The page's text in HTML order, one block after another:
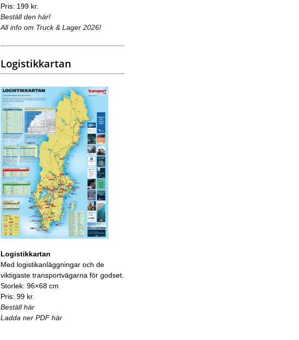
Pris: 199 kr.
Beställ den här!
All info om Truck & Lager 2026!
Logistikkartan
Logistikkartan
Med logistikanläggningar och de
viktigaste transportvägarna för godset.
Storlek: 96×68 cm
Pris: 99 kr.
Beställ här
Ladda ner PDF här